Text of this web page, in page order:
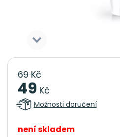
69 Kč
49 Kč
Možnosti doručení
není skladem